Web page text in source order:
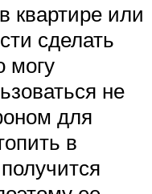
квартире или
сделать
могу
не
для
в